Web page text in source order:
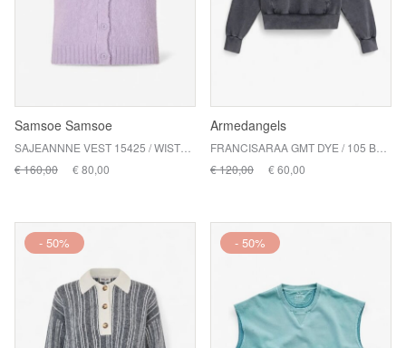
Samsoe Samsoe
€ 160,00
€ 80,00
Armedangels
€ 120,00
€ 60,00
- 50% - 50%